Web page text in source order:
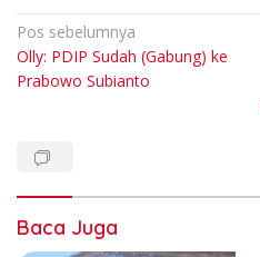
Navigasi
pos
Pos sebelumnya
Olly: PDIP Sudah (Gabung) ke
Prabowo Subianto
Baca Juga